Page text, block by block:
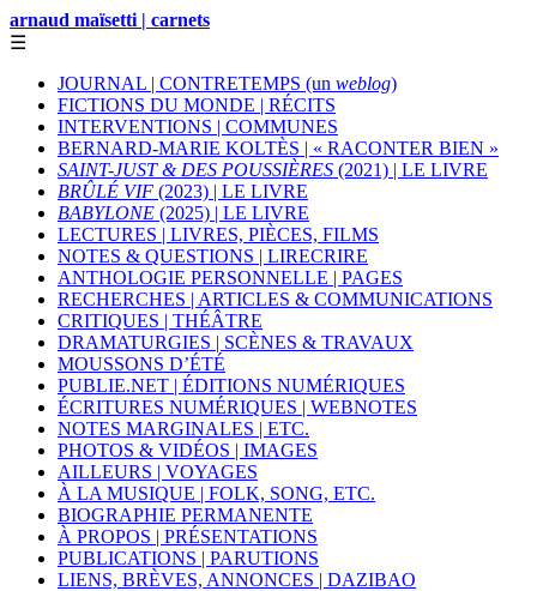
arnaud maïsetti | carnets
☰
JOURNAL | CONTRETEMPS (un weblog)
FICTIONS DU MONDE | RÉCITS
INTERVENTIONS | COMMUNES
BERNARD-MARIE KOLTÈS | « RACONTER BIEN »
SAINT-JUST & DES POUSSIÈRES (2021) | LE LIVRE
BRÛLÉ VIF (2023) | LE LIVRE
BABYLONE (2025) | LE LIVRE
LECTURES | LIVRES, PIÈCES, FILMS
NOTES & QUESTIONS | LIRECRIRE
ANTHOLOGIE PERSONNELLE | PAGES
RECHERCHES | ARTICLES & COMMUNICATIONS
CRITIQUES | THÉÂTRE
DRAMATURGIES | SCÈNES & TRAVAUX
MOUSSONS D’ÉTÉ
PUBLIE.NET | ÉDITIONS NUMÉRIQUES
ÉCRITURES NUMÉRIQUES | WEBNOTES
NOTES MARGINALES | ETC.
PHOTOS & VIDÉOS | IMAGES
AILLEURS | VOYAGES
À LA MUSIQUE | FOLK, SONG, ETC.
BIOGRAPHIE PERMANENTE
À PROPOS | PRÉSENTATIONS
PUBLICATIONS | PARUTIONS
LIENS, BRÈVES, ANNONCES | DAZIBAO